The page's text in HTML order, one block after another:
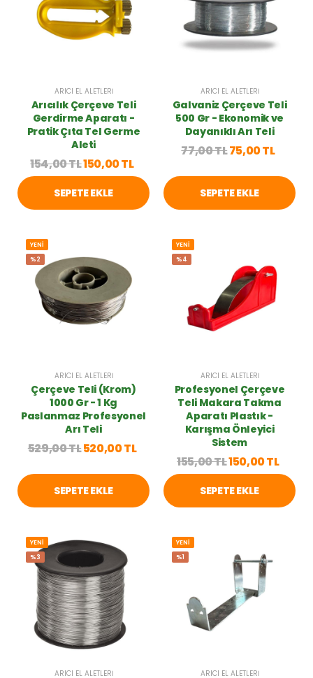
ARICI EL ALETLERI
Arıcılık Çerçeve Teli
Gerdirme Aparatı -
Pratik Çıta Tel Germe
Aleti
154,00 TL150,00 TL
SEPETE EKLE
ARICI EL ALETLERI
Galvaniz Çerçeve Teli
500 Gr - Ekonomik ve
Dayanıklı Arı Teli
77,00 TL75,00 TL
SEPETE EKLE
YENİ
%2
ARICI EL ALETLERI
Çerçeve Teli (Krom)
1000 Gr - 1 Kg
Paslanmaz Profesyonel
Arı Teli
529,00 TL520,00 TL
SEPETE EKLE
YENİ
%4
ARICI EL ALETLERI
Profesyonel Çerçeve
Teli Makara Takma
Aparatı Plastık -
Karışma Önleyici
Sistem
155,00 TL150,00 TL
SEPETE EKLE
YENİ
%3
ARICI EL ALETLERI
YENİ
%1
ARICI EL ALETLERI